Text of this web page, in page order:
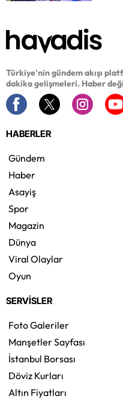
Türkiye'nin gündem akışı
dakika gelişmeleri. Haber
HABERLER
Gündem
Haber
Asayiş
Spor
Magazin
Dünya
Viral Olaylar
Oyun
SERVİSLER
Foto Galeriler
Manşetler Sayfası
İstanbul Borsası
Döviz Kurları
Altın Fiyatları